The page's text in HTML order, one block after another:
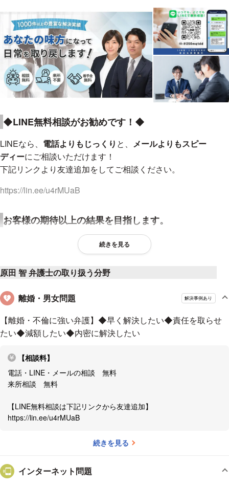
◆LINE無料相談がお勧めです！◆
LINEなら、 電話よりもじっくり と、 メールよりもスピー
ディーにご相談いただけます！
下記リンクより友達追加をしてご相談ください。
https://lin.ee/u4rMUaB
お客様の期待以上の結果を目指します。
何事も思っていた以上に良い結果を得られると嬉しいもので
す。当事務所では、お一人お一人のご依頼について、お客様の
期待していた以上の結果を出せるよう最善を尽くしておりま
す。そのために、担当弁護士の知識経験だけでなく、全国にあ
る他オフィスの弁護士の知識経験も共有し、いかなるご依頼に
ついても当事務所全体としてベストのサービスを提供いたしま
す。
法律問題に直面すると、今後どうなるのかと不安な日々が続き
ます。当事務所では、ご依頼から解決までの間、できる限りお
て、都度、丁寧にご説明するよう心掛けております。不安に
なったときは担当弁護士と少し話すだけでも気持ちが楽になる
弁護士費用のお支払方法についてもご相談ください。
続きを見る
原田 智 弁護士の取り扱う分野
離婚・男女問題 解決事例あり
【離婚・不倫に強い弁護】◆早く解決したい◆責任を取らせ
たい◆減額したい◆内密に解決したい
【相談料】
電話・LINE・メールの相談 無料
来所相談 無料
【LINE無料相談は下記リンクから友達追加】
https://lin.ee/u4rMUaB
続きを見る
インターネット問題